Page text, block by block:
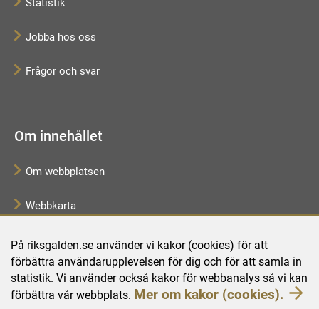
På riksgalden.se använder vi kakor (cookies) för att
förbättra användarupplevelsen för dig och för att samla in
statistik. Vi använder också kakor för webbanalys så vi kan
förbättra vår webbplats. Mer om kakor (cookies).
Statistik
Jobba hos oss
Frågor och svar
Om innehållet
Om webbplatsen
Webbkarta
Tillgänglighetsredogörelse
Behandling av personuppgifter